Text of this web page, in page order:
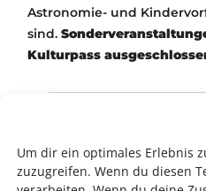
Um dir ein optimales Erlebnis
zuzugreifen. Wenn du diesen
Astronomie- und
sind.
Kulturpass